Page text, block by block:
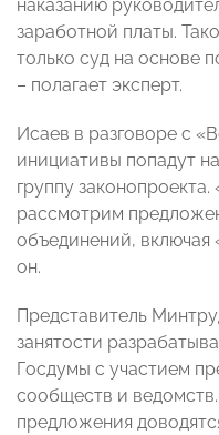
наказанию
заработной платы.
только суд на основе
– полагает эксперт.
Исаев в разговоре с
инициативы попадут
группу
рассмотрим
объединений,
он.
Представитель
занятости
Госдумы с участием
сообществ и
предложения